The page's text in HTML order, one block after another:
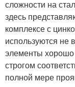
сложности на
здесь
комплексе с
используются не
элементы
строгом
полной мере